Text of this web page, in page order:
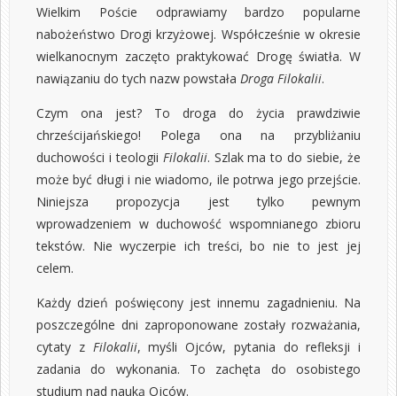
Wielkim Poście odprawiamy bardzo popularne
nabożeństwo Drogi krzyżowej. Współcześnie w okresie
wielkanocnym zaczęto praktykować Drogę światła. W
nawiązaniu do tych nazw powstała Droga Filokalii.
Czym ona jest? To droga do życia prawdziwie
chrześcijańskiego! Polega ona na przybliżaniu
duchowości i teologii Filokalii. Szlak ma to do siebie, że
może być długi i nie wiadomo, ile potrwa jego przejście.
Niniejsza propozycja jest tylko pewnym
wprowadzeniem w duchowość wspomnianego zbioru
tekstów. Nie wyczerpie ich treści, bo nie to jest jej
celem.
Każdy dzień poświęcony jest innemu zagadnieniu. Na
poszczególne dni zaproponowane zostały rozważania,
cytaty z Filokalii, myśli Ojców, pytania do refleksji i
zadania do wykonania. To zachęta do osobistego
studium nad nauką Ojców.